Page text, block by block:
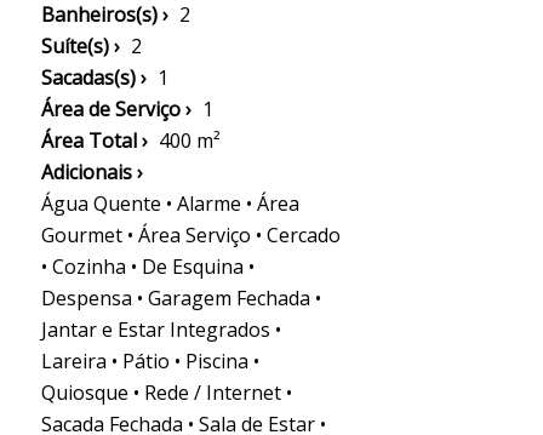
Banheiros(s) › 2
Suíte(s) › 2
Sacadas(s) › 1
Área de Serviço › 1
Área Total › 400 m²
Adicionais ›
Água Quente • Alarme • Área
Gourmet • Área Serviço • Cercado
• Cozinha • De Esquina •
Despensa • Garagem Fechada •
Jantar e Estar Integrados •
Lareira • Pátio • Piscina •
Quiosque • Rede / Internet •
Sacada Fechada • Sala de Estar •